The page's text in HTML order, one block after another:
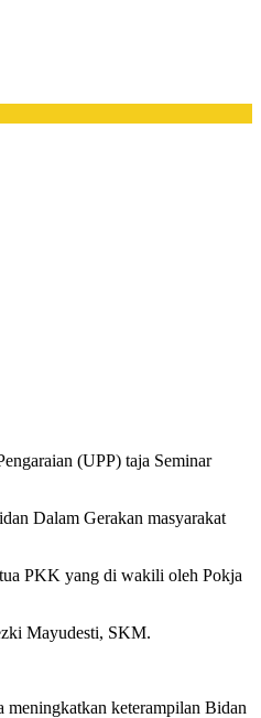
(UPP) taja Seminar
Dalam Gerakan masyarakat
PKK yang di wakili oleh Pokja
Mayudesti, SKM.
meningkatkan keterampilan Bidan